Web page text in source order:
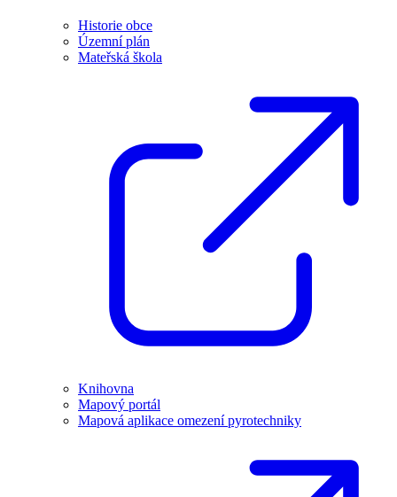
Historie obce
Územní plán
Mateřská škola
Knihovna
Mapový portál
Mapová aplikace omezení pyrotechniky